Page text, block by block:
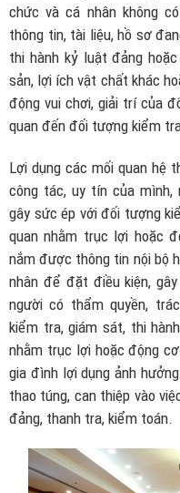
chức và cá nhân không
thông tin, tài liệu, hồ sơ
thi hành kỷ luật đảng
sản, lợi ích vật chất khác
động vui chơi, giải trí của
quan đến đối tượng kiểm
Lợi dụng các mối quan hệ
công tác, uy tín của
gây sức ép với đối tượng
quan nhằm trục lợi hoặc
nắm được thông tin nội bộ
nhân để đặt điều kiện,
người có thẩm quyền,
kiểm tra, giám sát, thi
nhằm trục lợi hoặc động
gia đình lợi dụng ảnh
thao túng, can thiệp vào
đảng, thanh tra, kiểm toán.